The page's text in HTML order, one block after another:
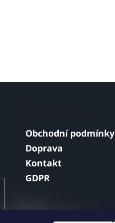
Obchodní podmínky
Doprava
Kontakt
GDPR